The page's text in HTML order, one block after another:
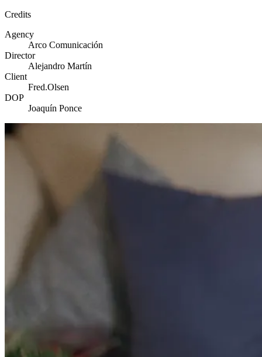
Credits
Agency
Arco Comunicación
Director
Alejandro Martín
Client
Fred.Olsen
DOP
Joaquín Ponce